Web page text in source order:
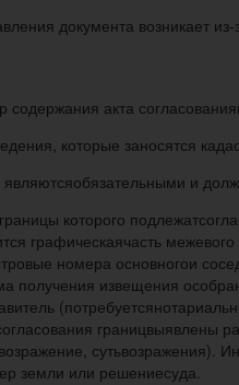
документа возникает
содержания акта
которые заносятся
и
которого
графическаячасть
номера основногои
извещения
границвыявлены
сутьвозражения).
земли или решениесуда.